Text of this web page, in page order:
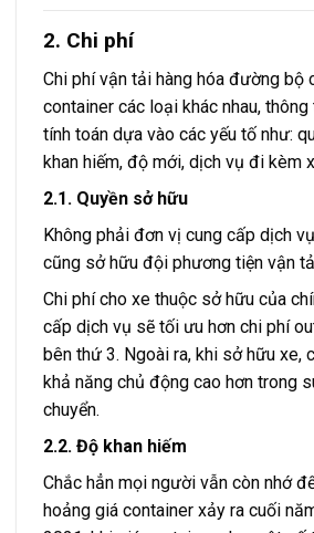
2. Chi phí
Chi phívận tải hàng hóa đường bộ
container các loại khác nhau,
tính toán dựa vào các yếu tố như:
khan hiếm, độ mới, dịch vụ đi kèm
2.1. Quyền sở hữu
Không phải đơn vị cung cấp dịch
cũng sở hữu đội phương tiện vận
Chi phí cho xe thuộc sở hữu của
cấp dịch vụ sẽ tối ưu hơn chi phí
bên thứ 3. Ngoài ra, khi sở hữu xe,
khả năng chủ động cao hơn trong
chuyển.
2.2. Độ khan hiếm
Chắc hẳn mọi người vẫn còn nhớ
hoảng giá container xảy ra cuối